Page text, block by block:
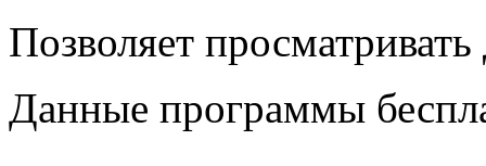
Позволяет
Данные программы